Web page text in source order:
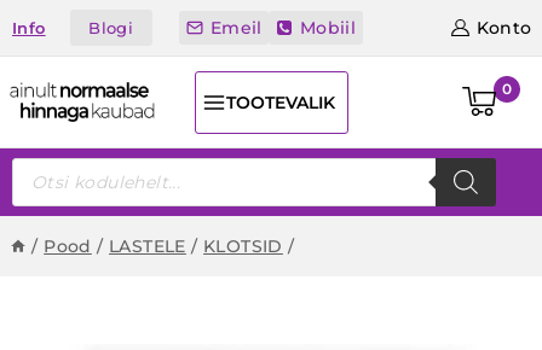
toInfo Blogi Emeil Mobiil Konto
TOOTEVALIK
0
Products
search
/ Pood / LASTELE / KLOTSID /